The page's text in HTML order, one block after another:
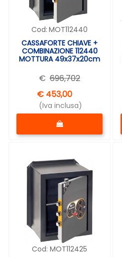
Cod: MOT112440
CASSAFORTE CHIAVE +
COMBINAZIONE 112440
MOTTURA 49x37x20cm
€ 696,702
€ 453,00
(Iva inclusa)
Quantità
Cod: MOT112425